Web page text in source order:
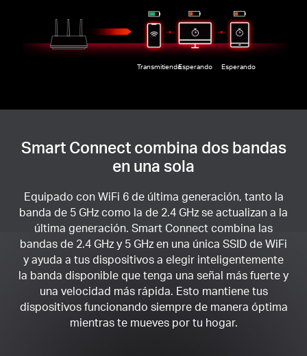
TransmitiendoEsperando Esperando
Smart Connect combina dos bandas
en una sola
Equipado con WiFi 6 de última generación, tanto la
banda de 5 GHz como la de 2.4 GHz se actualizan a la
última generación. Smart Connect combina las
bandas de 2.4 GHz y 5 GHz en una única SSID de WiFi
y ayuda a tus dispositivos a elegir inteligentemente
la banda disponible que tenga una señal más fuerte y
una velocidad más rápida. Esto mantiene tus
dispositivos funcionando siempre de manera óptima
mientras te mueves por tu hogar.